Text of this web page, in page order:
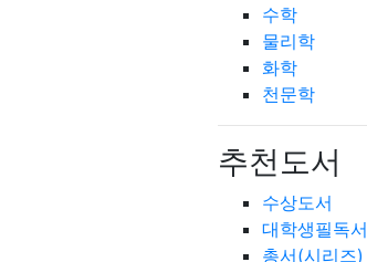
수학
물리학
화학
천문학
추천도서
수상도서
대학생필독서
총서(시리즈)